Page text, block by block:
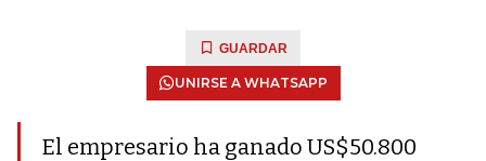
GUARDAR
UNIRSE A WHATSAPP
El empresario ha ganado US$50.800